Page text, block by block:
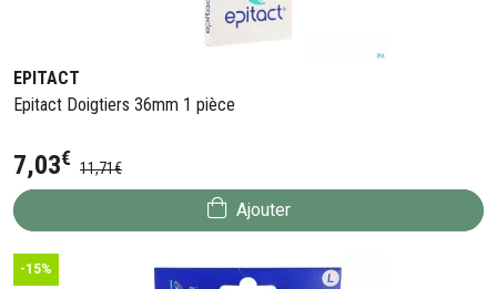
EPITACT
Epitact Doigtiers 36mm 1 pièce
7,03€ 11,71€
Ajouter
-15%